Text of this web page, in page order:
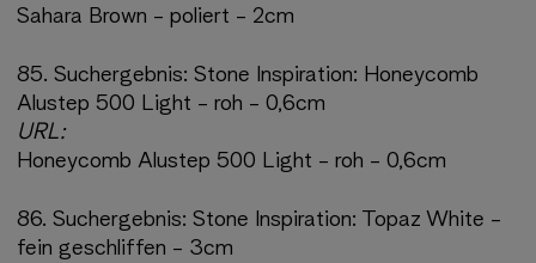
Sahara Brown - poliert - 2cm
85. Suchergebnis:Stone Inspiration: Honeycomb
Alustep 500 Light - roh - 0,6cm
URL:
Honeycomb Alustep 500 Light - roh - 0,6cm
86. Suchergebnis:Stone Inspiration: Topaz White -
fein geschliffen - 3cm